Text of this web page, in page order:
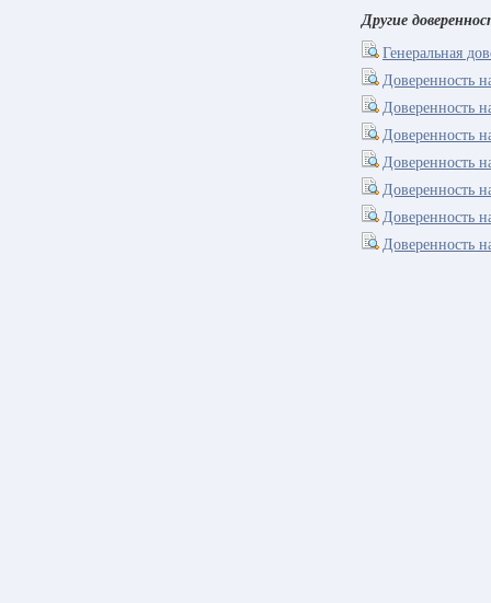
Другие
Генеральная
Доверенность
Доверенность
Доверенность
Доверенность
Доверенность
Доверенность
Доверенность